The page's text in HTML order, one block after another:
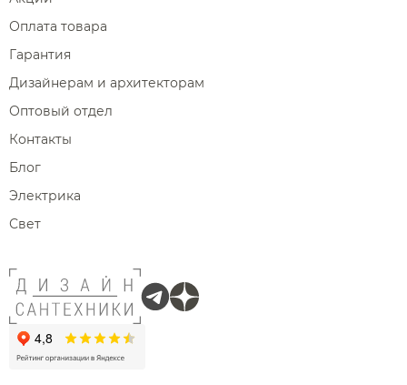
Оплата товара
Гарантия
Дизайнерам и архитекторам
Оптовый отдел
Контакты
Блог
Электрика
Свет